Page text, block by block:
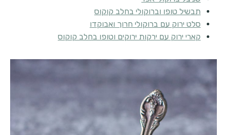
תבשיל טופו וברוקולי בחלב קוקוס
סלט ירוק עם ברוקולי חרוך ואבוקדו
קארי ירוק עם ירקות ירוקים וטופו בחלב קוקוס